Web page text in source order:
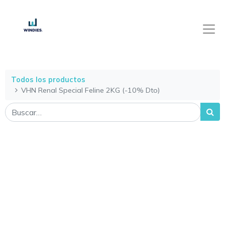
Todos los productos
VHN Renal Special Feline 2KG (-10% Dto)